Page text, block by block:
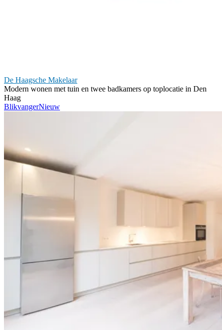
De Haagsche Makelaar
Modern wonen met tuin en twee badkamers op toplocatie in Den
Haag
BlikvangerNieuw